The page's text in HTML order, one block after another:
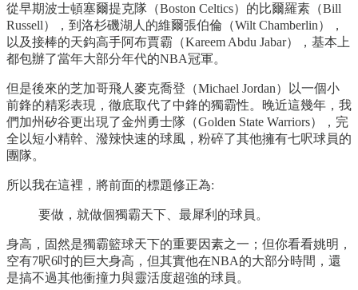
從早期波士頓塞爾提克隊（Boston Celtics）的比爾羅素（Bill
Russell），到洛杉磯湖人的維爾張伯倫（Wilt Chamberlin），
以及接棒的天鈎高手阿布賈霸（Kareem Abdu Jabar），基本上
都包辦了當年大部分年代的NBA冠軍。
但是後來的芝加哥飛人麥克喬登（Michael Jordan）以一個小
前鋒的精彩表現，徹底取代了中鋒的獨霸性。晚近這幾年，我
們加州矽谷更出現了金州勇士隊（Golden State Warriors），完
全以短小精幹、潑辣快速的球風，粉碎了其他擁有七呎球員的
團隊。
所以我在這裡，將前面的標題修正為:
要做，就做個獨霸天下、最犀利的球員。
身高，固然是獨霸籃球天下的重要因素之一；但你看看姚明，
空有7呎6吋的巨大身高，但其實他在NBA的大部分時間，還
是搞不過其他衝撞力與靈活度超強的球員。